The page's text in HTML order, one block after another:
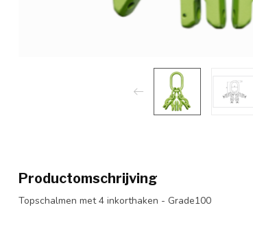
Productomschrijving
Topschalmen met 4 inkorthaken - Grade100